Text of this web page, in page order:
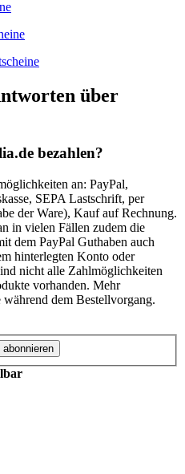
über
bezahlen?
an: PayPal,
SEPA Lastschrift, per
der Ware), Kauf auf Rechnung.
in vielen Fällen zudem die
dem PayPal Guthaben auch
hinterlegten Konto oder
nicht alle Zahlmöglichkeiten
vorhanden. Mehr
dem Bestellvorgang.
abonnieren